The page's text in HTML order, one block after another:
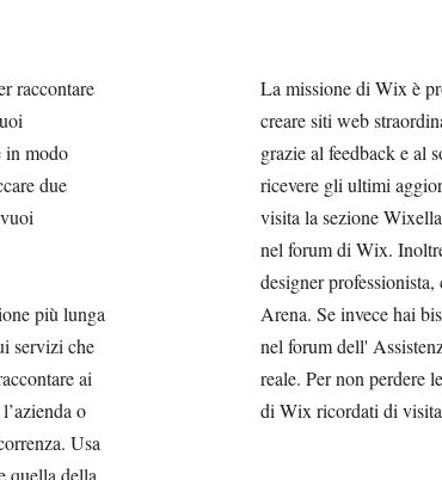
raccontare
in modo
due
più lunga
servizi che
ai
o
Usa
quella della
La missione di Wix è
creare siti web
grazie al feedback e al
ricevere gli ultimi
visita la sezione
nel forum di Wix.
designer
Arena. Se invece hai
nel forum dell'
reale. Per non perdere
di Wix ricordati di